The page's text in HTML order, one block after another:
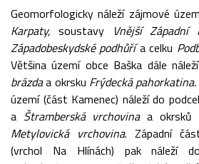
Geomorfologicky náleží zájmové
Karpaty,soustavy Vnější Západní
Západobeskydské podhůřía celku
Většina území obce Baška dále
brázdaa okrsku Frýdecká pahorkatina.
území (část Kamenec) náleží do
a Štramberská vrchovinaa okrsků
Metylovická vrchovina. Západní
(vrchol Na Hlínách) pak náleží